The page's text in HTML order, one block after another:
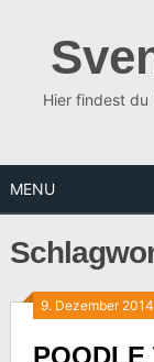
content
Hier findest du
MENU
9. Dezember 2014